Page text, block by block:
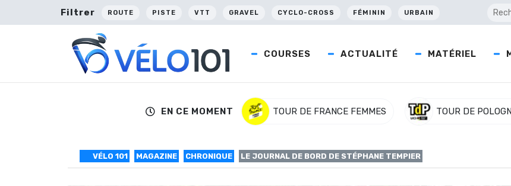
Filtrer ROUTE PISTE VTT GRAVEL CYCLO-CROSS FÉMININ URBAIN
COURSES ACTUALITÉ MATÉRIEL
EN CE MOMENT TOUR DE FRANCE FEMMES TOUR DE
VÉLO 101 MAGAZINE CHRONIQUE LE JOURNAL DE BORD DE STÉPHANE TEMPIER